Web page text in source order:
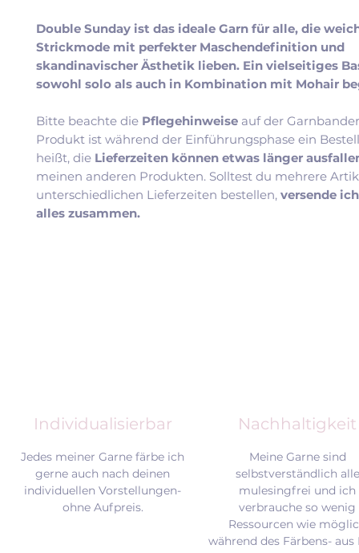
Double Sunday ist das ideale Garn für alle, die
Strickmode mit perfekter Maschendefinition und
skandinavischer Ästhetik lieben. Ein vielseitiges
sowohl solo als auch in Kombination mit Mohair
Bitte beachte die Pflegehinweise auf der
Produkt ist während der Einführungsphase ein
heißt, die Lieferzeiten können etwas länger
meinen anderen Produkten. Solltest du mehrere
unterschiedlichen Lieferzeiten bestellen, versende
alles zusammen.
Individualisierbar Nachhaltigkeit
Jedes meiner Garne färbe ich
gerne auch nach deinen
individuellen Vorstellungen-
ohne Aufpreis.
Meine Garne sind
selbstverständlich alle
mulesingfrei und ich
verbrauche so wenig
Ressourcen wie
während des Färbens- aus